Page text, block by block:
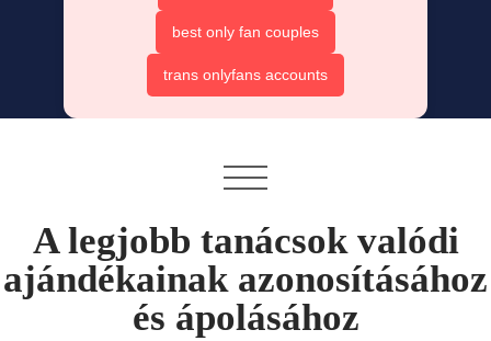
best only fan couples
trans onlyfans accounts
A legjobb tanácsok valódi
ajándékainak azonosításához
és ápolásához